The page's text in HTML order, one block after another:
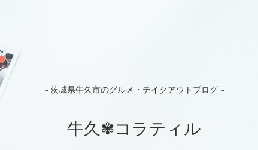
～茨城県牛久市のグルメ・テイクアウトブログ～
牛久✾コラティル